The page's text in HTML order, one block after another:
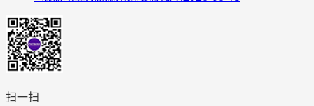
扫一扫